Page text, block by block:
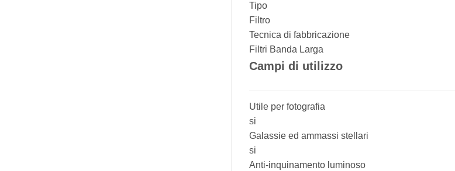
Tipo
Filtro
Tecnica di fabbricazione
Filtri Banda Larga
Campi di utilizzo
Utile per fotografia
si
Galassie ed ammassi stellari
si
Anti-inquinamento luminoso